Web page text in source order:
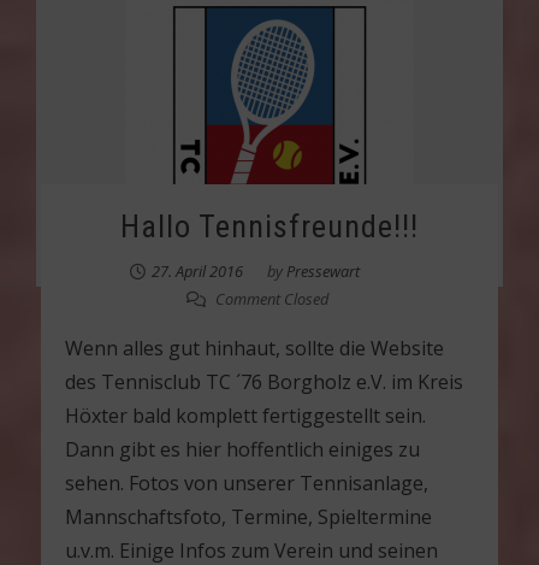
Hallo Tennisfreunde!!!
27. April 2016 by Pressewart
Comment Closed
Wenn alles gut hinhaut, sollte die Website
des Tennisclub TC ´76 Borgholz e.V. im Kreis
Höxter bald komplett fertiggestellt sein.
Dann gibt es hier hoffentlich einiges zu
sehen. Fotos von unserer Tennisanlage,
Mannschaftsfoto, Termine, Spieltermine
u.v.m. Einige Infos zum Verein und seinen